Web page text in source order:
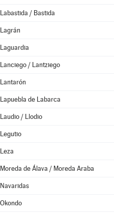
Labastida / Bastida
Lagrán
Laguardia
Lanciego / Lantziego
Lantarón
Lapuebla de Labarca
Laudio / Llodio
Legutio
Leza
Moreda de Álava / Moreda Araba
Navaridas
Okondo